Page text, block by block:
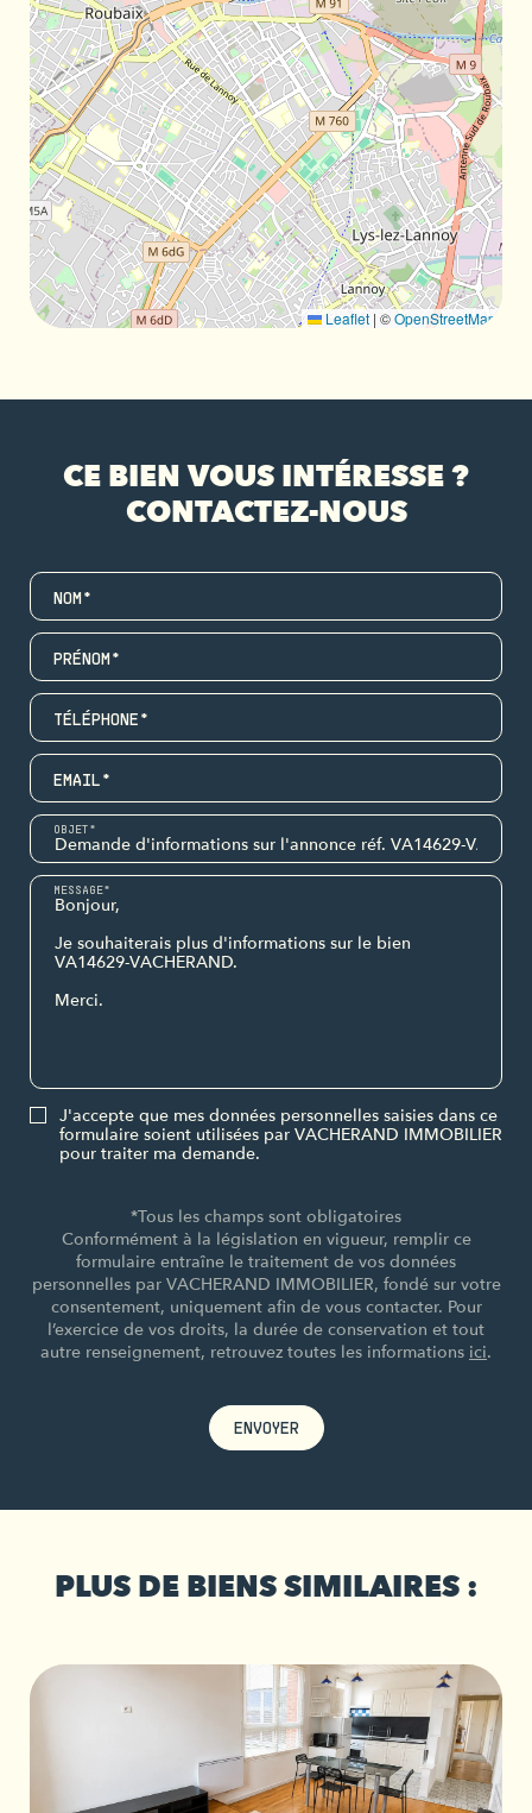
Leaflet | ©OpenStreetMap
CE BIEN VOUS INTÉRESSE ?
CONTACTEZ-NOUS
NOM*
PRÉNOM*
TÉLÉPHONE*
EMAIL*
OBJET*
MESSAGE*
J'accepte que mes données personnelles saisies dans ce
formulaire soient utilisées par VACHERAND IMMOBILIER
pour traiter ma demande.
*Tous les champs sont obligatoires
Conformément à la législation en vigueur, remplir ce
formulaire entraîne le traitement de vos données
personnelles par VACHERAND IMMOBILIER, fondé sur votre
consentement, uniquement afin de vous contacter. Pour
l’exercice de vos droits, la durée de conservation et tout
autre renseignement, retrouvez toutes les informations ici.
ENVOYER
PLUS DE BIENS SIMILAIRES :